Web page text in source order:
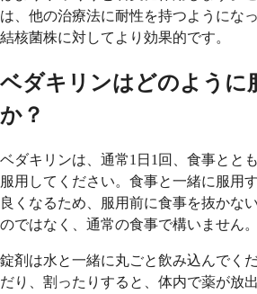
は、他の治療法に耐性を持つようにな
結核菌株に対してより効果的です。
ベダキリンはどのように
か？
ベダキリンは、通常1日1回、食事とと
服用してください。食事と一緒に服用
良くなるため、服用前に食事を抜かな
のではなく、通常の食事で構いません。
錠剤は水と一緒に丸ごと飲み込んでく
だり、割ったりすると、体内で薬が放